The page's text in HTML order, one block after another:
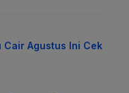
Cair Agustus Ini Cek